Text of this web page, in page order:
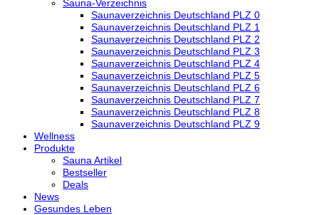
Sauna-Verzeichnis
Saunaverzeichnis Deutschland PLZ 0
Saunaverzeichnis Deutschland PLZ 1
Saunaverzeichnis Deutschland PLZ 2
Saunaverzeichnis Deutschland PLZ 3
Saunaverzeichnis Deutschland PLZ 4
Saunaverzeichnis Deutschland PLZ 5
Saunaverzeichnis Deutschland PLZ 6
Saunaverzeichnis Deutschland PLZ 7
Saunaverzeichnis Deutschland PLZ 8
Saunaverzeichnis Deutschland PLZ 9
Wellness
Produkte
Sauna Artikel
Bestseller
Deals
News
Gesundes Leben